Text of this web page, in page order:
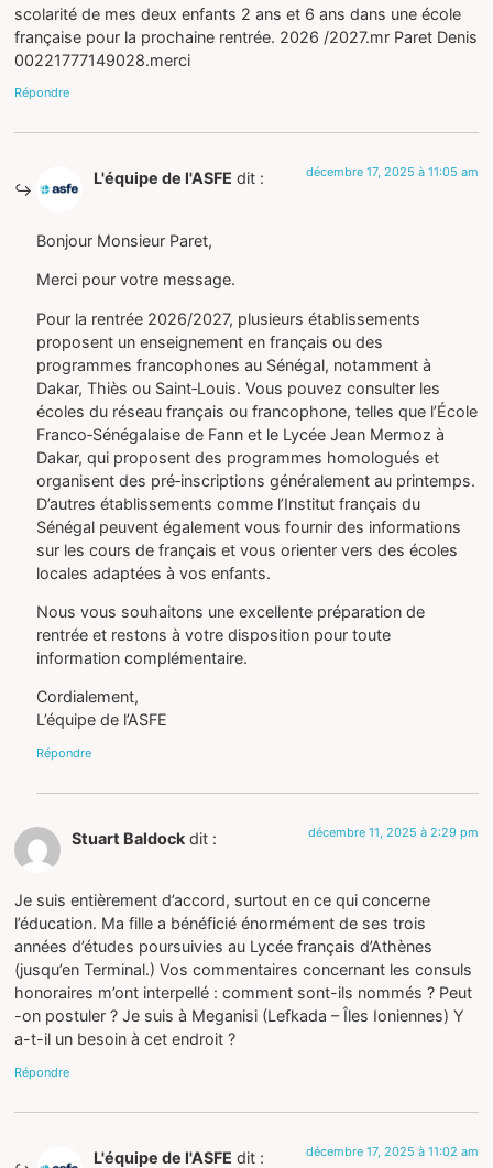
scolarité de mes deux enfants 2 ans et 6 ans dans une école
française pour la prochaine rentrée. 2026 /2027.mr Paret Denis
00221777149028.merci
Répondre
L'équipe de l'ASFE dit : décembre 17, 2025 à 11:05 am
Bonjour Monsieur Paret,
Merci pour votre message.
Pour la rentrée 2026/2027, plusieurs établissements
proposent un enseignement en français ou des
programmes francophones au Sénégal, notamment à
Dakar, Thiès ou Saint‑Louis. Vous pouvez consulter les
écoles du réseau français ou francophone, telles que l’École
Franco‑Sénégalaise de Fann et le Lycée Jean Mermoz à
Dakar, qui proposent des programmes homologués et
organisent des pré‑inscriptions généralement au printemps.
D’autres établissements comme l’Institut français du
Sénégal peuvent également vous fournir des informations
sur les cours de français et vous orienter vers des écoles
locales adaptées à vos enfants.
Nous vous souhaitons une excellente préparation de
rentrée et restons à votre disposition pour toute
information complémentaire.
Cordialement,
L’équipe de l’ASFE
Répondre
Stuart Baldock dit : décembre 11, 2025 à 2:29 pm
Je suis entièrement d’accord, surtout en ce qui concerne
l’éducation. Ma fille a bénéficié énormément de ses trois
années d’études poursuivies au Lycée français d’Athènes
(jusqu’en Terminal.) Vos commentaires concernant les consuls
honoraires m’ont interpellé : comment sont-ils nommés ? Peut
-on postuler ? Je suis à Meganisi (Lefkada – Îles Ioniennes) Y
a-t-il un besoin à cet endroit ?
Répondre
L'équipe de l'ASFE dit : décembre 17, 2025 à 11:02 am